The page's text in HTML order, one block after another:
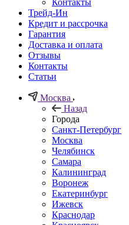
Контакты
Трейд-Ин
Кредит и рассрочка
Гарантия
Доставка и оплата
Отзывы
Контакты
Статьи
Москва
Назад
Города
Санкт-Петербург
Москва
Челябинск
Самара
Калининград
Воронеж
Екатеринбург
Ижевск
Краснодар